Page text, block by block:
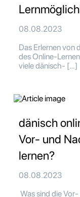
08.08.2023
Das Erlernen von
des Online-
viele dänisch- […]
dänisch
Vor- und
lernen?
08.08.2023
Was sind die